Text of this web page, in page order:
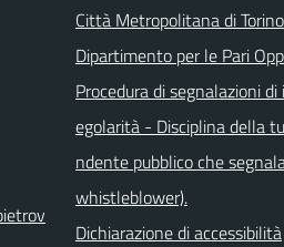
Città Metropolitana di Torino
Dipartimento per le Pari
Procedura di segnalazioni
egolarità - Disciplina della
ndente pubblico che
whistleblower).
Dichiarazione di accessibilità